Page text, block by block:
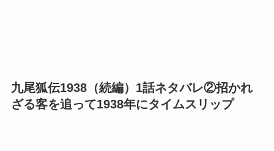
九尾狐伝1938（続編）1話ネタバレ②招かれ
ざる客を追って1938年にタイムスリップ